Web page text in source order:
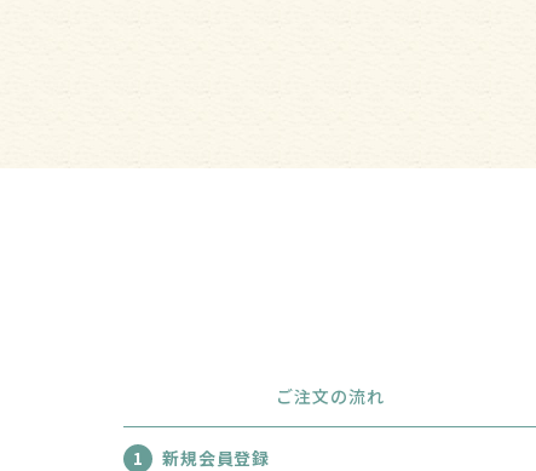
ご注文の流れ
1
新規会員登録